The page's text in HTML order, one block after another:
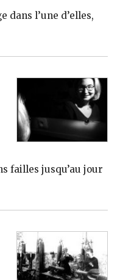
dans l’une d’elles,
failles jusqu’au jour